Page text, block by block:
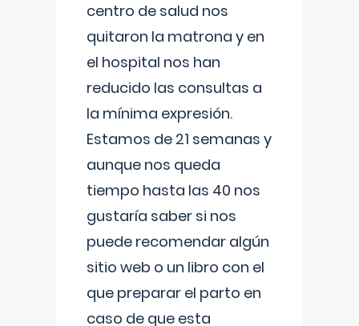
centro de salud nos
quitaron la matrona y en
el hospital nos han
reducido las consultas a
la mínima expresión.
Estamos de 21 semanas y
aunque nos queda
tiempo hasta las 40 nos
gustaría saber si nos
puede recomendar algún
sitio web o un libro con el
que preparar el parto en
caso de que esta